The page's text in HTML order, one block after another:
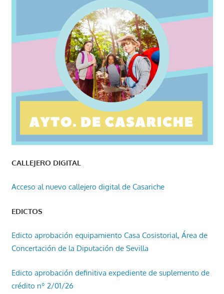
CALLEJERO DIGITAL
Acceso al nuevo callejero digital de Casariche
EDICTOS
Edicto aprobación equipamiento Casa Cosistorial, Área de
Concertación de la Diputación de Sevilla
Edicto aprobación definitiva expediente de suplemento de
crédito nº 2/01/26